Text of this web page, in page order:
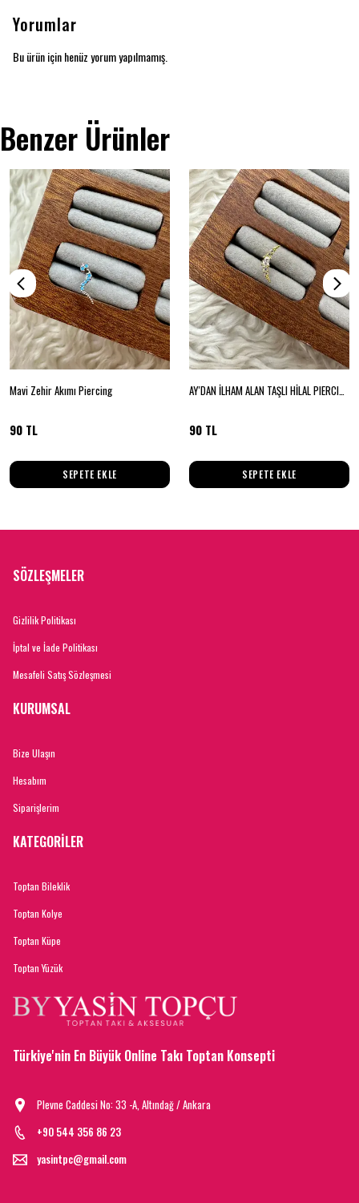
Yorumlar
Bu ürün için henüz yorum yapılmamış.
Benzer Ürünler
Mavi Zehir Akımı Piercing
90 TL
SEPETE EKLE
AY'DAN İLHAM ALAN TAŞLI HİLAL PIERCING
90 TL
SEPETE EKLE
SÖZLEŞMELER
Gizlilik Politikası
İptal ve İade Politikası
Mesafeli Satış Sözleşmesi
KURUMSAL
Bize Ulaşın
Hesabım
Siparişlerim
KATEGORİLER
Toptan Bileklik
Toptan Kolye
Toptan Küpe
Toptan Yüzük
Türkiye'nin En Büyük Online Takı Toptan Konsepti
Plevne Caddesi No: 33 -A, Altındağ / Ankara
+90 544 356 86 23
yasintpc@gmail.com